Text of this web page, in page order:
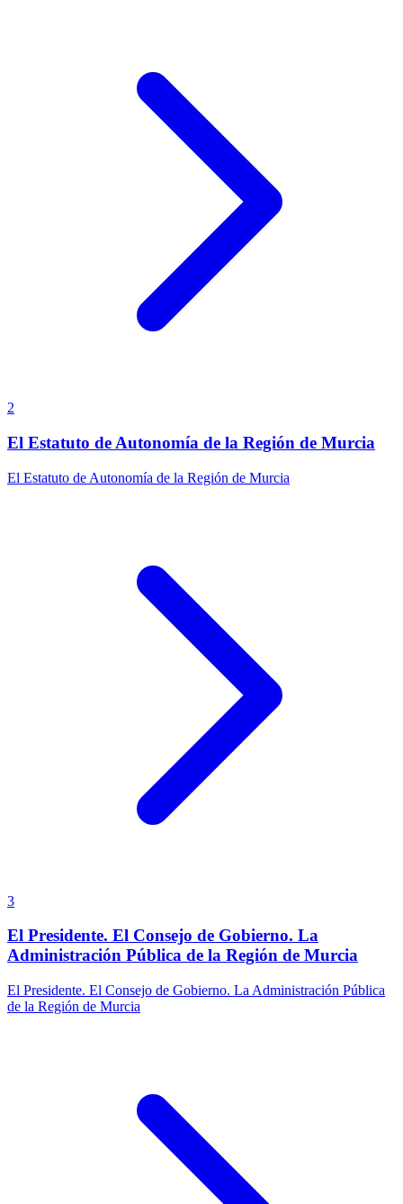
2
El Estatuto de Autonomía de la Región de Murcia
El Estatuto de Autonomía de la Región de Murcia
3
El Presidente. El Consejo de Gobierno. La
Administración Pública de la Región de Murcia
El Presidente. El Consejo de Gobierno. La Administración Pública
de la Región de Murcia